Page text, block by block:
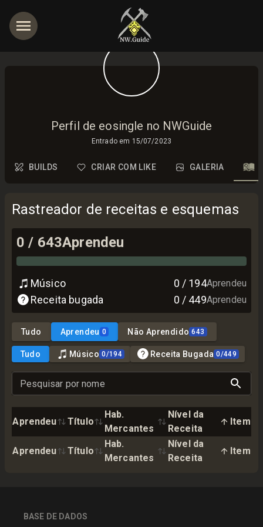
Perfil de eosingle no NWGuide
Entrado em 15/07/2023
BUILDS CRIAR COM LIKE GALERIA
Rastreador de receitas e esquemas
0 / 643Aprendeu
Músico 0 / 194Aprendeu
Receita bugada 0 / 449Aprendeu
Tudo Aprendeu 0 Não Aprendido 643
Tudo Músico 0/194 Receita Bugada 0/449
Pesquisar por nome
Aprendeu Título
Hab.
Mercantes
Nível da
Receita
Item
Aprendeu Título
Hab.
Mercantes
Nível da
Receita
Item
BASE DE DADOS